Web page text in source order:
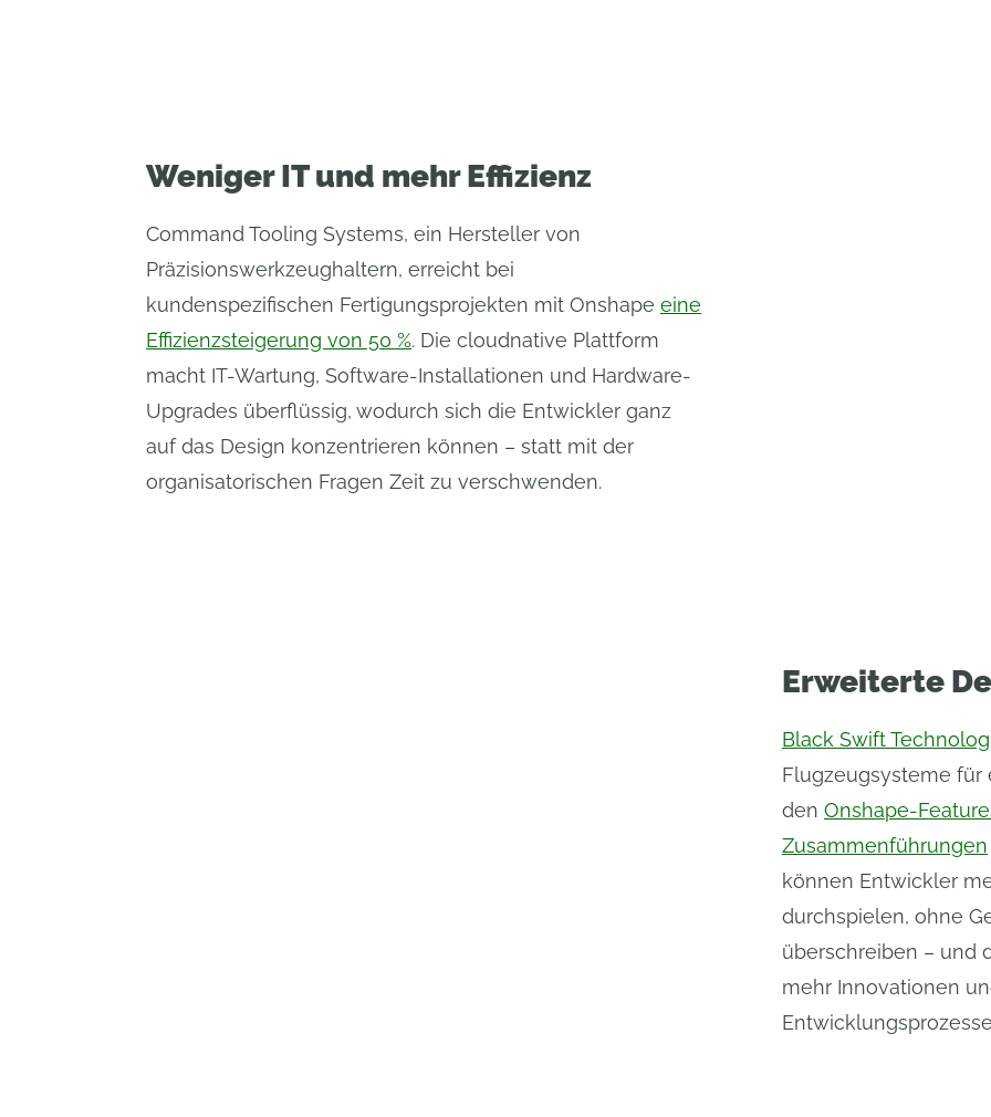
Weniger IT und mehr Effizienz
Command Tooling Systems, ein Hersteller von
Präzisionswerkzeughaltern, erreicht bei
kundenspezifischen Fertigungsprojekten mit Onshape eine
Effizienzsteigerung von 50 %. Die cloudnative Plattform
macht IT-Wartung, Software-Installationen und Hardware-
Upgrades überflüssig, wodurch sich die Entwickler ganz
auf das Design konzentrieren können – statt mit der
organisatorischen Fragen Zeit zu verschwenden.
Erweiterte
Black Swift
Flugzeugsysteme für
den Onshape-
Zusammenführungen
können Entwickler
durchspielen, ohne
überschreiben – und
mehr Innovationen